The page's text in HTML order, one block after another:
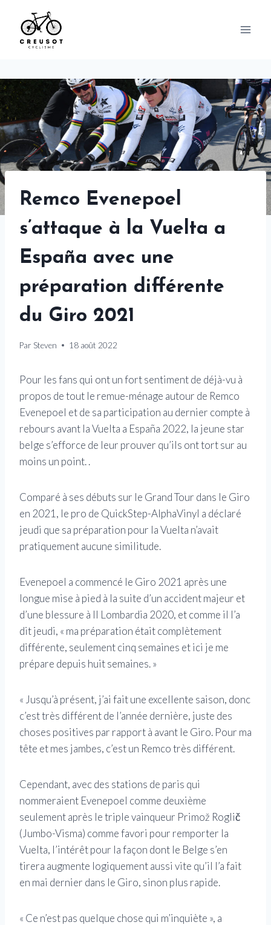
content
Remco Evenepoel
s’attaque à la Vuelta a
España avec une
préparation différente
du Giro 2021
Par Steven 18 août 2022
Pour les fans qui ont un fort sentiment de déjà-vu à
propos de tout le remue-ménage autour de Remco
Evenepoel et de sa participation au dernier compte à
rebours avant la Vuelta a España 2022, la jeune star
belge s’efforce de leur prouver qu’ils ont tort sur au
moins un point. .
Comparé à ses débuts sur le Grand Tour dans le Giro
en 2021, le pro de QuickStep-AlphaVinyl a déclaré
jeudi que sa préparation pour la Vuelta n’avait
pratiquement aucune similitude.
Evenepoel a commencé le Giro 2021 après une
longue mise à pied à la suite d’un accident majeur et
d’une blessure à Il Lombardia 2020, et comme il l’a
dit jeudi, « ma préparation était complètement
différente, seulement cinq semaines et ici je me
prépare depuis huit semaines. »
« Jusqu’à présent, j’ai fait une excellente saison, donc
c’est très différent de l’année dernière, juste des
choses positives par rapport à avant le Giro. Pour ma
tête et mes jambes, c’est un Remco très différent.
Cependant, avec des stations de paris qui
nommeraient Evenepoel comme deuxième
seulement après le triple vainqueur Primož Roglič
(Jumbo-Visma) comme favori pour remporter la
Vuelta, l’intérêt pour la façon dont le Belge s’en
tirera augmente logiquement aussi vite qu’il l’a fait
en mai dernier dans le Giro, sinon plus rapide.
« Ce n’est pas quelque chose qui m’inquiète », a